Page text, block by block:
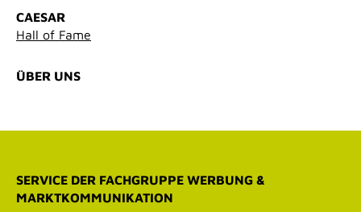
CAESAR
Hall of Fame
ÜBER UNS
SERVICE DER FACHGRUPPE WERBUNG &
MARKTKOMMUNIKATION